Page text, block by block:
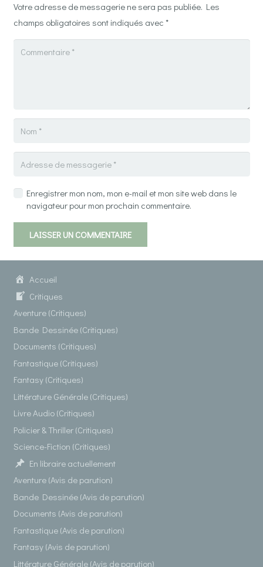
Votre adresse de messagerie ne sera pas publiée. Les
champs obligatoires sont indiqués avec *
Enregistrer mon nom, mon e-mail et mon site web dans le
navigateur pour mon prochain commentaire.
LAISSER UN COMMENTAIRE
Accueil
Critiques
Aventure (Critiques)
Bande Dessinée (Critiques)
Documents (Critiques)
Fantastique (Critiques)
Fantasy (Critiques)
Littérature Générale (Critiques)
Livre Audio (Critiques)
Policier & Thriller (Critiques)
Science-Fiction (Critiques)
En libraire actuellement
Aventure (Avis de parution)
Bande Dessinée (Avis de parution)
Documents (Avis de parution)
Fantastique (Avis de parution)
Fantasy (Avis de parution)
Littérature Générale (Avis de parution)